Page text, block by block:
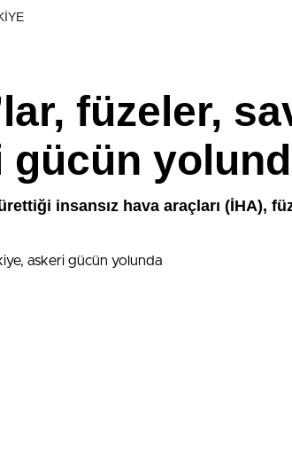
füzeler,
gücün
insansız hava araçları (İHA),